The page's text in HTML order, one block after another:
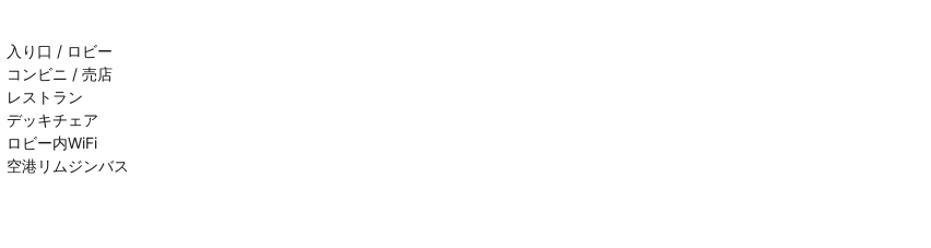
入り口 / ロビー
コンビニ / 売店
レストラン
デッキチェア
ロビー内WiFi
空港リムジンバス